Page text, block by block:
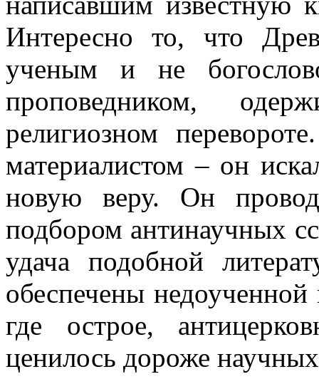
Интересно то, что
ученым и не
проповедником,
религиозном
материалистом – он
новую веру. Он
подбором антинаучных
удача подобной
обеспечены
где острое,
ценилось дороже